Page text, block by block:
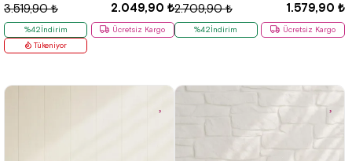
2.049,90 ₺
3.519,90 ₺
%42İndirim
Ücretsiz Kargo
Tükeniyor
1.579,90 ₺
2.709,90 ₺
%42İndirim Ücretsiz Kargo